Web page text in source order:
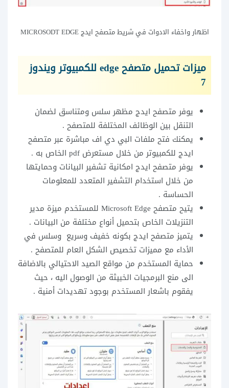
اظهار واخفاء الادوات في شريط متصفح ايدج MICROSODT EDGE
ميزات تحميل متصفح edge للكمبيوتر ويندوز
7
يوفر متصفح ايدج مظهر سلس ومتناسق لضمان
التنقل بين الوظائف المختلفة للمتصفح .
يمكنك فتح ملفات البي دي اف مباشرة عبر متصفح
ايدج للكمبيوتر من خلال مستعرض pdf الخاص به .
يوفر متصفح ايدج امكانية تشفير البيانات وحمايتها
من خلال استخدام التشفير المتعدد للمعلومات
الحساسة .
يتيح متصفح Microsoft Edge للمستخدم ميزة مدير
التنزيلات الخاص بتحميل أنواع مختلفة من البيانات .
يتميز متصفح ايدج بكونه خفيف وسريع وسلس في
الأداء مع مميزات تخصيص الشكل العام للمتصفح .
حماية المستخدم من مواقع الصيد الاحتيالي بالاضافة
الى منع البرمجيات الخبيثة من الوصول اليه ، حيث
يفقوم باشعار المستخدم بوجود تهديدات أمنية .